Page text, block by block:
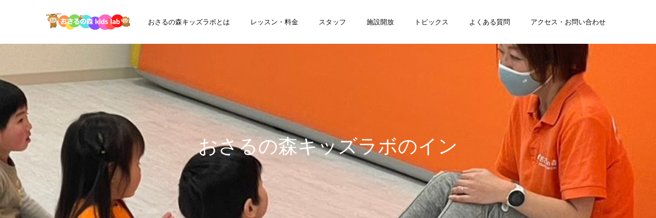
おさるの森キッズラボとは レッスン・料金 スタッフ 施設開放 トピックス よくある質問 アクセス・お問い合わせ
おさる 森キッズラボのインストラク タ ご 紹介